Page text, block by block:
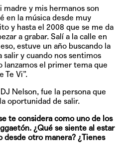
madre y mis hermanos son
en la música desde muy
y hasta el 2008 que se me da
a grabar. Salí a la calle en
estuve un año buscando la
salir y cuando nos sentimos
lanzamos el primer tema que
Te Vi”.
Nelson, fue la persona que
oportunidad de salir.
te considera como uno de los
¿Qué se siente al estar
desde otro manera? ¿Tienes